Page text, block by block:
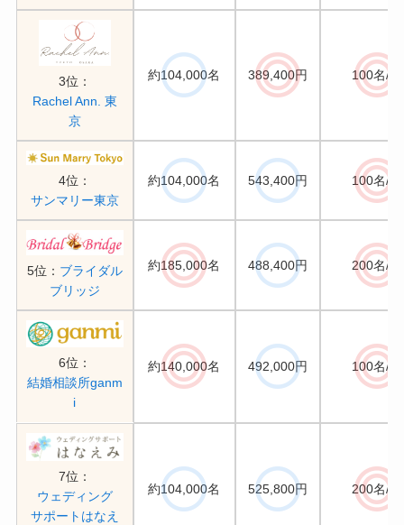
3位：
Rachel Ann. 東
京
約104,000名 389,400円 100名/月
4位：
サンマリー東京
約104,000名 543,400円 100名/月
5位： ブライダル
ブリッジ
約185,000名 488,400円 200名/月
6位：
結婚相談所ganm
i
約140,000名 492,000円 100名/月
7位：
ウェディング
サポートはなえ
約104,000名 525,800円 200名/月